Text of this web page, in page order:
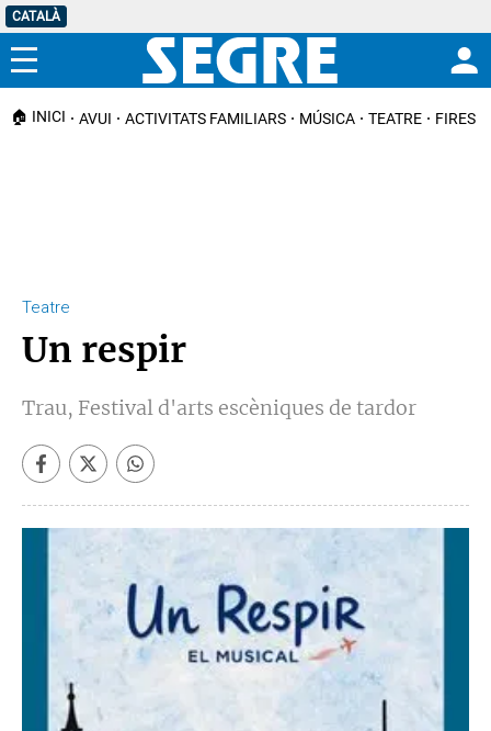
CATALÀ
Menú
🏠 INICI AVUI ACTIVITATS FAMILIARS MÚSICA TEATRE FIRES I
Teatre
Un respir
Trau, Festival d'arts escèniques de tardor